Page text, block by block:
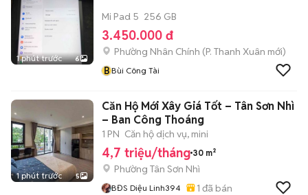
1 phút trước 6
Mi Pad 5 256 GB
3.450.000 đ
Phường Nhân Chính (P. Thanh Xuân mới)
BBùi Công Tài
1 phút trước 5
Căn Hộ Mới Xây Giá Tốt – Tân Sơn Nhì
– Ban Công Thoáng
1 PN Căn hộ dịch vụ, mini
4,7 triệu/tháng 30 m²
Phường Tân Sơn Nhì
BĐS Diệu Linh394 1 đã bán